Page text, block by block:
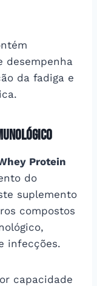
desempenha
da fadiga e
Protein
do
suplemento
compostos
infecções.
capacidade